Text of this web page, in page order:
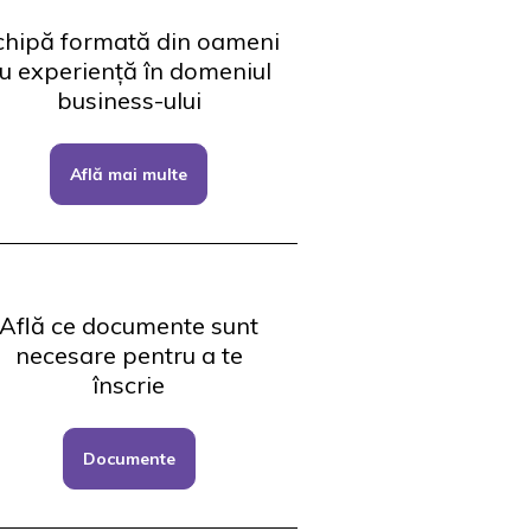
formată din oameni
experiență în domeniul
business-ului
Află mai multe
Află ce documente sunt
necesare pentru a te
înscrie
Documente